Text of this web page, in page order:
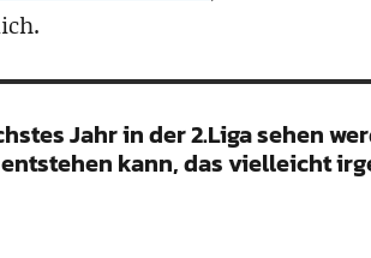
Jahr in der 2.Liga sehen
kann, das vielleicht